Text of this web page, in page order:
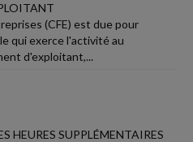
(CFE) est due pour
qui exerce l'activité au
d'exploitant,...
HEURES SUPPLÉMENTAIRES